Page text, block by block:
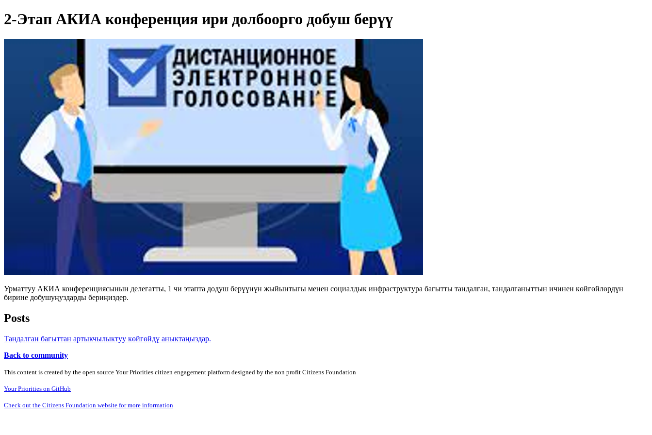
2-Этап АКИА конференция ири долбоорго добуш берүү
Урматтуу АКИА конференциясынын делегатты, 1 чи этапта додуш берүүнүн жыйынтыгы менен социалдык инфраструктура багытты тандалган, тандалганыттын ичинен көйгөйлөрдүн
бирине добушуңуздарды бериңиздер.
Posts
Тандалган багыттан артыкчылыктуу көйгөйдү аныктаңыздар.
Back to community
This content is created by the open source Your Priorities citizen engagement platform designed by the non profit Citizens Foundation
Your Priorities on GitHub
Check out the Citizens Foundation website for more information